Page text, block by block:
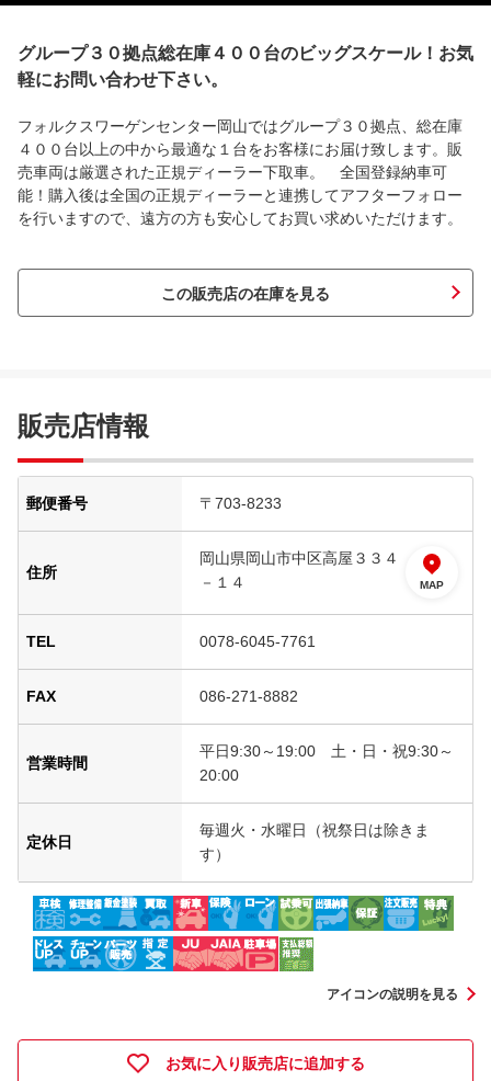
グループ３０拠点総在庫４００台のビッグスケール！お気
軽にお問い合わせ下さい。
フォルクスワーゲンセンター岡山ではグループ３０拠点、総在庫
４００台以上の中から最適な１台をお客様にお届け致します。販
売車両は厳選された正規ディーラー下取車。 全国登録納車可
能！購入後は全国の正規ディーラーと連携してアフターフォロー
を行いますので、遠方の方も安心してお買い求めいただけます。
この販売店の在庫を見る
販売店情報
郵便番号 〒703-8233
住所
岡山県岡山市中区高屋３３４
－１４
MAP
TEL 0078-6045-7761
FAX 086-271-8882
営業時間
平日9:30～19:00 土・日・祝9:30～
20:00
定休日
毎週火・水曜日（祝祭日は除きま
す）
アイコンの説明を見る
お気に入り販売店に追加する